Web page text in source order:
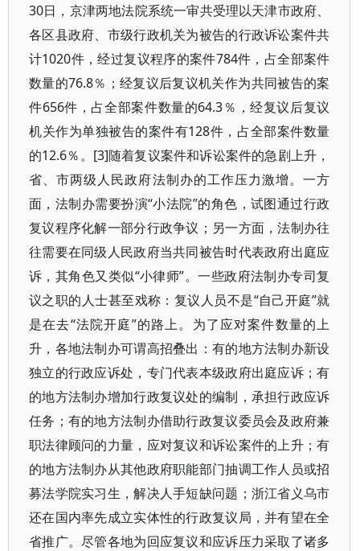
30日，京津两地法院系统一审共受理以天津市政府、
各区县政府、市级行政机关为被告的行政诉讼案件共
计1020件，经过复议程序的案件784件，占全部案件
数量的76.8％；经复议后复议机关作为共同被告的案
件656件，占全部案件数量的64.3％，经复议后复议
机关作为单独被告的案件有128件，占全部案件数量
的12.6％。[3]随着复议案件和诉讼案件的急剧上升，
省、市两级人民政府法制办的工作压力激增。一方
面，法制办需要扮演“小法院”的角色，试图通过行政
复议程序化解一部分行政争议；另一方面，法制办往
往需要在同级人民政府当共同被告时代表政府出庭应
诉，其角色又类似“小律师”。一些政府法制办专司复
议之职的人士甚至戏称：复议人员不是“自己开庭”就
是在去“法院开庭”的路上。为了应对案件数量的上
升，各地法制办可谓高招叠出：有的地方法制办新设
独立的行政应诉处，专门代表本级政府出庭应诉；有
的地方法制办增加行政复议处的编制，承担行政应诉
任务；有的地方法制办借助行政复议委员会及政府兼
职法律顾问的力量，应对复议和诉讼案件的上升；有
的地方法制办从其他政府职能部门抽调工作人员或招
募法学院实习生，解决人手短缺问题；浙江省义乌市
还在国内率先成立实体性的行政复议局，并有望在全
省推广。尽管各地为回应复议和应诉压力采取了诸多